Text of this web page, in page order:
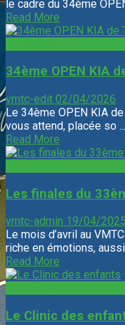
le cadre du 34ème
Read More
34ème OPEN KIA
vmtc-edit 02/04/2026
Le 34ème OPEN KIA
vous attend, placée so ...
Read More
Les finales du
vmtc-admin 19/04/2025
Le mois d’avril au
riche en émotions,
Read More
Le Clinic des